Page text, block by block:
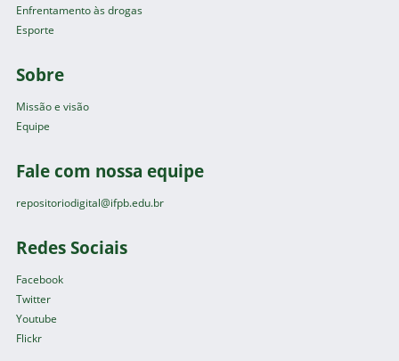
Enfrentamento às drogas
Esporte
Sobre
Missão e visão
Equipe
Fale com nossa equipe
repositoriodigital@ifpb.edu.br
Redes Sociais
Facebook
Twitter
Youtube
Flickr